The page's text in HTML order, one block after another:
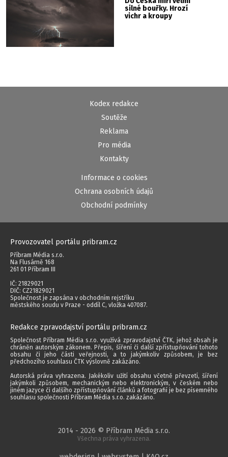
silné bouřky. Hrozí
vichr a kroupy
Kodex redakce
Soutěže
Reklama
Pro média
Kontakty
Informace o cookies
Ochrana osobních údajů
Obchodní podmínky
Provozovatel portálu pribram.cz
Příbram Média s.r.o.
Na Flusárně 168
261 01 Příbram III
IČ: 21829021
DIČ: CZ21829021
Společnost je zapsána v obchodním rejstříku
městského soudu v Praze - oddíl C, vložka 407087.
Redakce zpravodajství portálu pribram.cz
Společnost Příbram Média s.r.o. využívá zpravodajství ČTK, jehož obsah je
chráněn autorským zákonem. Přepis, šíření či další zpřístupňování tohoto
obsahu či jeho části veřejnosti, a to jakýmkoliv způsobem, je bez
předchozího souhlasu ČTK výslovně zakázáno.
Autorská práva vyhrazena. Jakékoliv užití obsahu včetně převzetí, šíření
jakýmkoli způsobem, mechanickým nebo elektronickým, v českém nebo
jiném jazyce či dalšího zpřístupňování článků a fotografií je bez písemného
souhlasu společnosti Příbram Média s.r.o. zakázáno.
2014 - 2026 © Příbram Média s.r.o.
Všechna práva vyhrazena.